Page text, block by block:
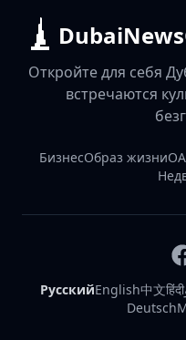
Откройте для себя
встречаются
БизнесОбраз жизни
РусскийEnglish中文हिंदी
Deutsch